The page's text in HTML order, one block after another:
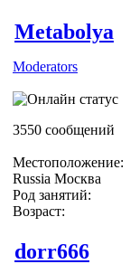
Metabolya
Moderators
3550 сообщений
Местоположение:
Russia Москва
Род занятий:
Возраст:
dorr666